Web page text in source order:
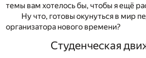
темы вам хотелось бы, чтобы я ещё
Ну что, готовы окунуться в мир
организатора нового времени?
Студенческая